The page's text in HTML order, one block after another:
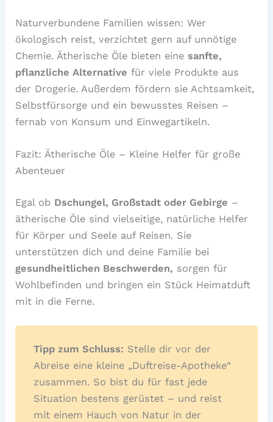
Naturverbundene Familien wissen: Wer
ökologisch reist, verzichtet gern auf unnötige
Chemie. Ätherische Öle bieten einesanfte,
pflanzliche Alternative für viele Produkte aus
der Drogerie. Außerdem fördern sie Achtsamkeit,
Selbstfürsorge und ein bewusstes Reisen –
fernab von Konsum und Einwegartikeln.
Fazit: Ätherische Öle – Kleine Helfer für große
Abenteuer
Egal ob Dschungel, Großstadt oder Gebirge –
ätherische Öle sind vielseitige, natürliche Helfer
für Körper und Seele auf Reisen. Sie
unterstützen dich und deine Familie bei
gesundheitlichen Beschwerden, sorgen für
Wohlbefinden und bringen ein Stück Heimatduft
mit in die Ferne.
Tipp zum Schluss: Stelle dir vor der
Abreise eine kleine „Duftreise-Apotheke“
zusammen. So bist du für fast jede
Situation bestens gerüstet – und reist
mit einem Hauch von Natur in der